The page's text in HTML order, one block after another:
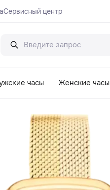
Сервисный центр
часы Женские часы